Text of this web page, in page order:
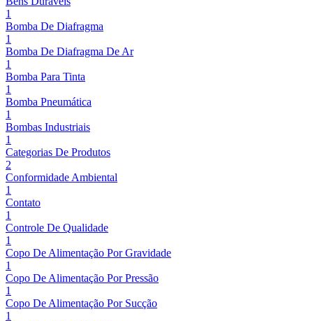
1
Bomba De Diafragma
1
Bomba De Diafragma De Ar
1
Bomba Para Tinta
1
Bomba Pneumática
1
Bombas Industriais
1
Categorias De Produtos
2
Conformidade Ambiental
1
Contato
1
Controle De Qualidade
1
Copo De Alimentação Por Gravidade
1
Copo De Alimentação Por Pressão
1
Copo De Alimentação Por Sucção
1